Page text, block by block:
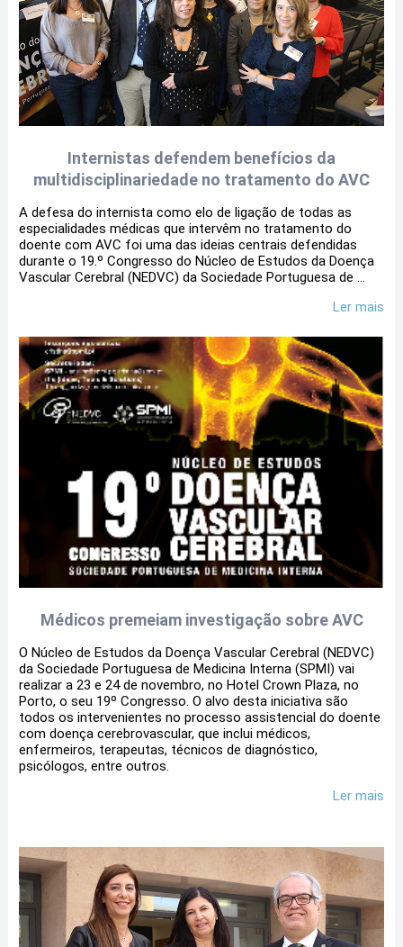
Internistas defendem benefícios da
multidisciplinariedade no tratamento do AVC
A defesa do internista como elo de ligação de todas as
especialidades médicas que intervêm no tratamento do
doente com AVC foi uma das ideias centrais defendidas
durante o 19.º Congresso do Núcleo de Estudos da Doença
Vascular Cerebral (NEDVC) da Sociedade Portuguesa de ...
Ler mais
Médicos premeiam investigação sobre AVC
O Núcleo de Estudos da Doença Vascular Cerebral (NEDVC)
da Sociedade Portuguesa de Medicina Interna (SPMI) vai
realizar a 23 e 24 de novembro, no Hotel Crown Plaza, no
Porto, o seu 19º Congresso. O alvo desta iniciativa são
todos os intervenientes no processo assistencial do doente
com doença cerebrovascular, que inclui médicos,
enfermeiros, terapeutas, técnicos de diagnóstico,
psicólogos, entre outros.
Ler mais